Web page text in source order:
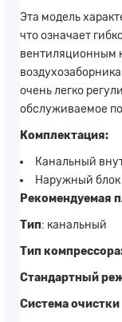
Эта модель
что означает
вентиляционным
очень легко
обслуживаемое
Комплектация:
Канальный
Наружный
Рекомендуемая
Тип: канальный
Тип
Стандартный
Система очистки